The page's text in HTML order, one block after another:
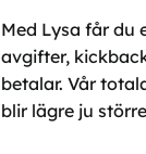
Med Lysa får du
avgifter,
betalar. Vår
blir lägre ju